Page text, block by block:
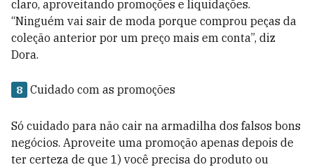
claro, aproveitando promoções e liquidações.
“Ninguém vai sair de moda porque comprou peças da
coleção anterior por um preço mais em conta”, diz
Dora.
8 Cuidado com as promoções
Só cuidado para não cair na armadilha dos falsos bons
negócios. Aproveite uma promoção apenas depois de
ter certeza de que 1) você precisa do produto ou